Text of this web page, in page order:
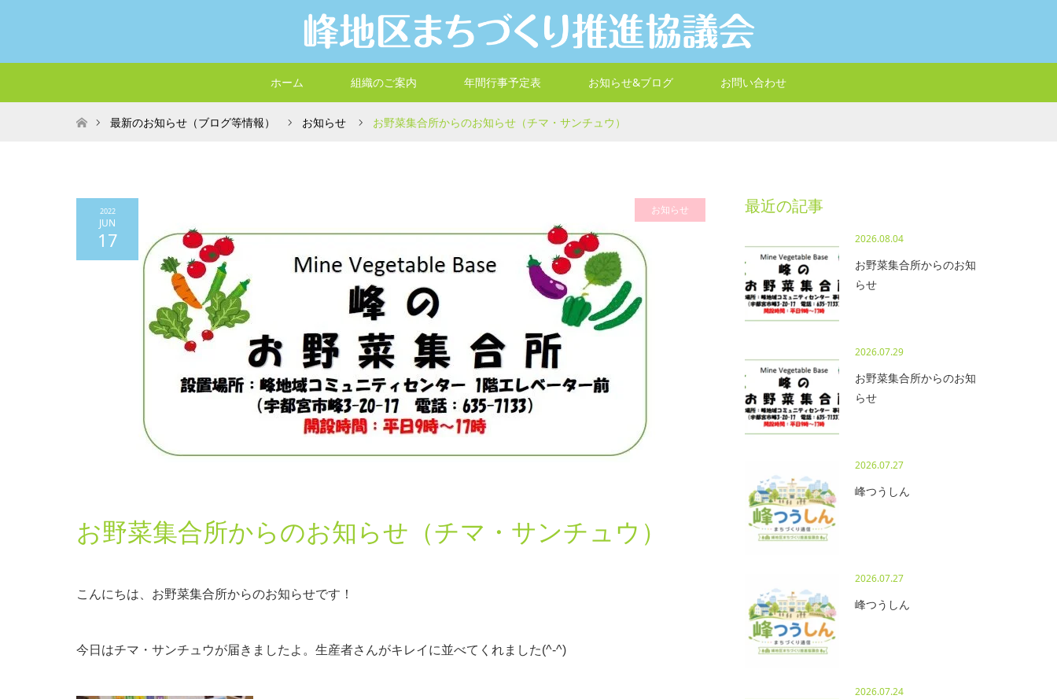
ホーム 組織のご案内 年間行事予定表 お知らせ&ブログ お問い合わせ
ホーム最新のお知らせ（ブログ等情報） お知らせ お野菜集合所からのお知らせ（チマ・サンチュウ）
2022
JUN
17
お知らせ
お野菜集合所からのお知らせ（チマ・サンチュウ）
こんにちは、お野菜集合所からのお知らせです！
今日はチマ・サンチュウが届きましたよ。生産者さんがキレイに並べてくれました(^-^)
最近の記事
2026.08.04
お野菜集合所からのお知
らせ
2026.07.29
お野菜集合所からのお知
らせ
2026.07.27
峰つうしん
2026.07.27
峰つうしん
2026.07.24